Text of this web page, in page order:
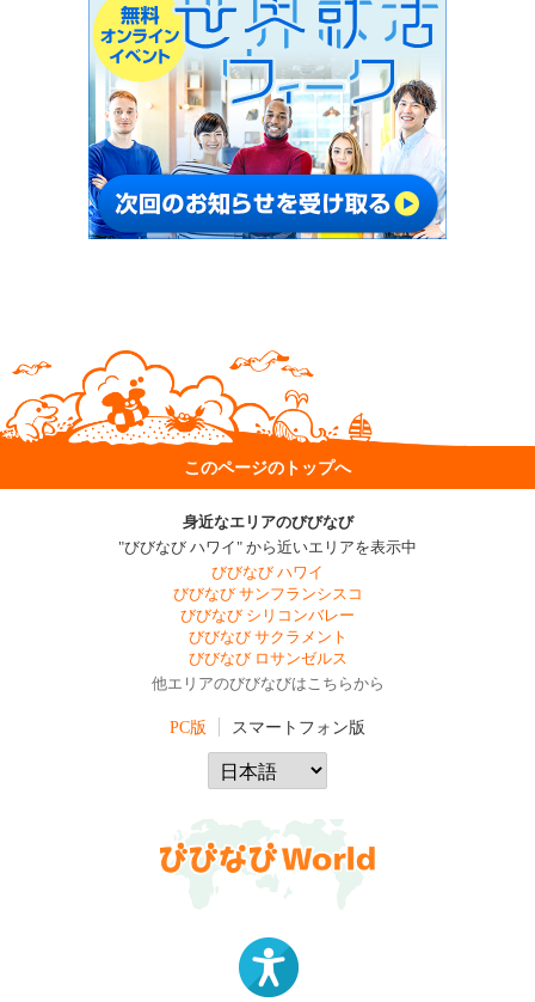
このページのトップへ
身近なエリアのびびなび
"びびなび ハワイ" から近いエリアを表示中
びびなび ハワイ
びびなび サンフランシスコ
びびなび シリコンバレー
びびなび サクラメント
びびなび ロサンゼルス
他エリアのびびなびはこちらから
PC版 スマートフォン版